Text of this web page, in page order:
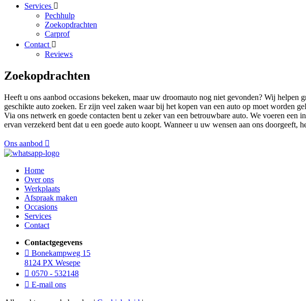
Services
Pechhulp
Zoekopdrachten
Carprof
Contact
Reviews
Zoekopdrachten
Heeft u ons aanbod occasions bekeken, maar uw droomauto nog niet gevonden? Wij
geschikte auto zoeken. Er zijn veel zaken waar bij het kopen van een auto op moet worden
Via ons netwerk en goede contacten bent u zeker van een betrouwbare auto. We voeren een
ervan verzekerd bent dat u een goede auto koopt. Wanneer u uw wensen aan ons
Ons aanbod
Home
Over ons
Werkplaats
Afspraak maken
Occasions
Services
Contact
Contactgegevens
Bonekampweg 15
8124 PX Wesepe
0570 - 532148
E-mail ons